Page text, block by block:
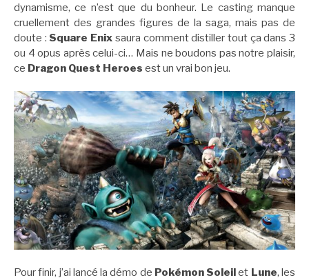
dynamisme, ce n’est que du bonheur. Le casting manque
cruellement des grandes figures de la saga, mais pas de
doute : Square Enix saura comment distiller tout ça dans 3
ou 4 opus après celui-ci… Mais ne boudons pas notre plaisir,
ce Dragon Quest Heroes est un vrai bon jeu.
Pour finir, j’ai lancé la démo de Pokémon Soleil et Lune, les